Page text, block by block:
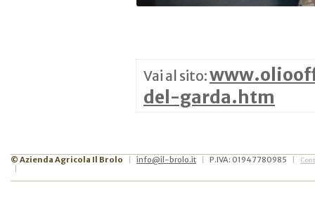
Vai al sito:
del-garda.htm
© Azienda Agricola Il Brolo info@il-brolo.it P.IVA: 01947780985